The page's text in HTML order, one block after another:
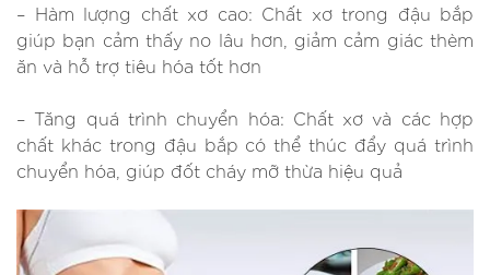
– Hàm lượng chất xơ cao: Chất xơ trong đậu bắp
giúp bạn cảm thấy no lâu hơn, giảm cảm giác thèm
ăn và hỗ trợ tiêu hóa tốt hơn
– Tăng quá trình chuyển hóa: Chất xơ và các hợp
chất khác trong đậu bắp có thể thúc đẩy quá trình
chuyển hóa, giúp đốt cháy mỡ thừa hiệu quả